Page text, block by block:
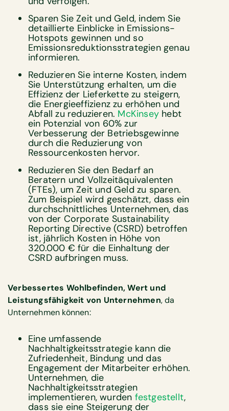
Sparen Sie Zeit und Geld, indem Sie
detaillierte Einblicke in Emissions-
Hotspots gewinnen und so
Emissionsreduktionsstrategien genau
informieren.
Reduzieren Sie interne Kosten, indem
Sie Unterstützung erhalten, um die
Effizienz der Lieferkette zu steigern,
die Energieeffizienz zu erhöhen und
Abfall zu reduzieren. McKinsey hebt
ein Potenzial von 60% zur
Verbesserung der Betriebsgewinne
durch die Reduzierung von
Ressourcenkosten hervor.
Reduzieren Sie den Bedarf an
Beratern und Vollzeitäquivalenten
(FTEs), um Zeit und Geld zu sparen.
Zum Beispiel wird geschätzt, dass ein
durchschnittliches Unternehmen, das
von der Corporate Sustainability
Reporting Directive (CSRD) betroffen
ist, jährlich Kosten in Höhe von
320.000 € für die Einhaltung der
CSRD aufbringen muss.
Verbessertes Wohlbefinden, Wert und
Leistungsfähigkeit von Unternehmen, da
Unternehmen können:
Eine umfassende
Nachhaltigkeitsstrategie kann die
Zufriedenheit, Bindung und das
Engagement der Mitarbeiter erhöhen.
Unternehmen, die
Nachhaltigkeitsstrategien
implementieren, wurden festgestellt,
dass sie eine Steigerung der